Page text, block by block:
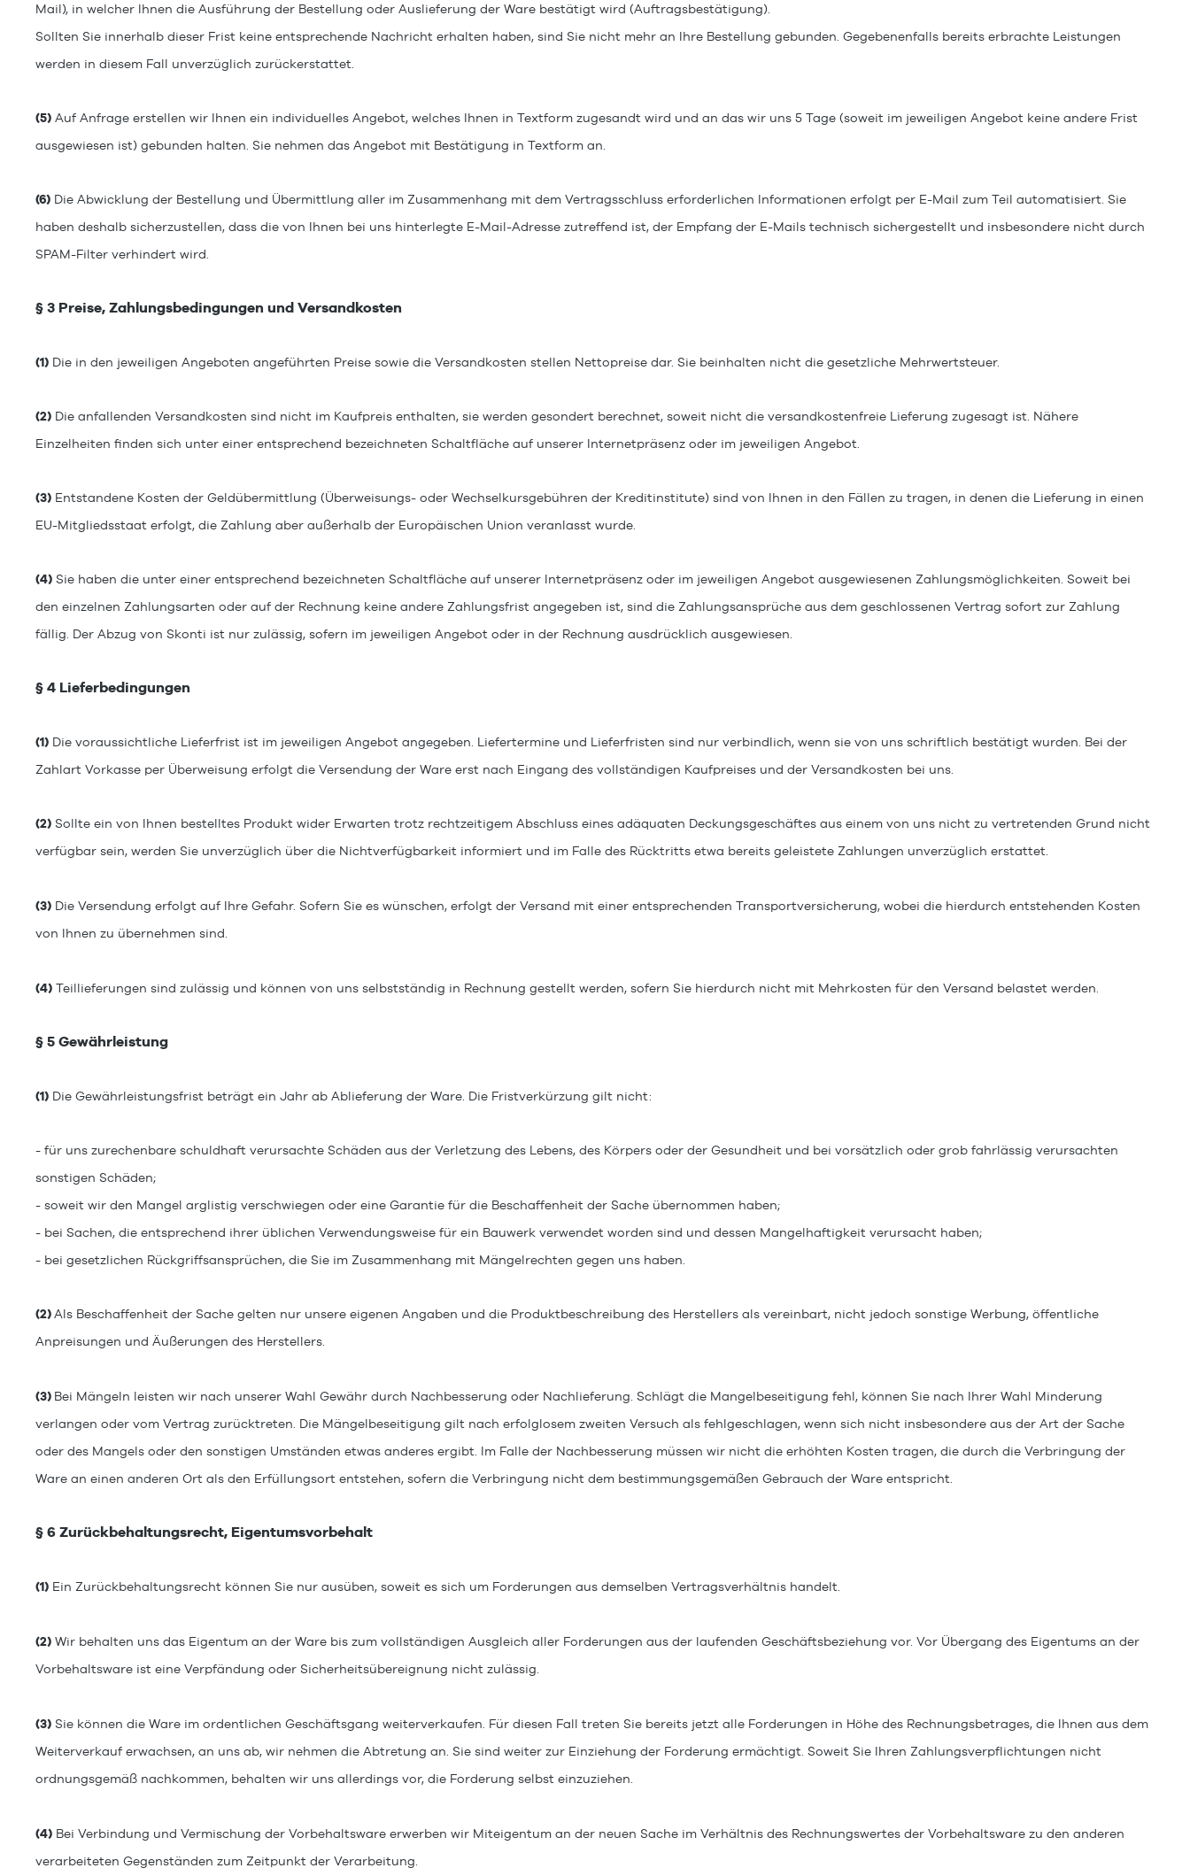
Mail), in welcher Ihnen die Ausführung der Bestellung oder Auslieferung der Ware bestätigt wird (Auftragsbestätigung).
Sollten Sie innerhalb dieser Frist keine entsprechende Nachricht erhalten haben, sind Sie nicht mehr an Ihre Bestellung gebunden. Gegebenenfalls bereits erbrachte Leistungen
werden in diesem Fall unverzüglich zurückerstattet.
(5) Auf Anfrage erstellen wir Ihnen ein individuelles Angebot, welches Ihnen in Textform zugesandt wird und an das wir uns 5 Tage (soweit im jeweiligen Angebot keine andere Frist
ausgewiesen ist) gebunden halten. Sie nehmen das Angebot mit Bestätigung in Textform an.
(6) Die Abwicklung der Bestellung und Übermittlung aller im Zusammenhang mit dem Vertragsschluss erforderlichen Informationen erfolgt per E-Mail zum Teil automatisiert. Sie
haben deshalb sicherzustellen, dass die von Ihnen bei uns hinterlegte E-Mail-Adresse zutreffend ist, der Empfang der E-Mails technisch sichergestellt und insbesondere nicht durch
SPAM-Filter verhindert wird.
§ 3 Preise, Zahlungsbedingungen und Versandkosten
(1) Die in den jeweiligen Angeboten angeführten Preise sowie die Versandkosten stellen Nettopreise dar. Sie beinhalten nicht die gesetzliche Mehrwertsteuer.
(2) Die anfallenden Versandkosten sind nicht im Kaufpreis enthalten, sie werden gesondert berechnet, soweit nicht die versandkostenfreie Lieferung zugesagt ist. Nähere
Einzelheiten finden sich unter einer entsprechend bezeichneten Schaltfläche auf unserer Internetpräsenz oder im jeweiligen Angebot.
(3) Entstandene Kosten der Geldübermittlung (Überweisungs- oder Wechselkursgebühren der Kreditinstitute) sind von Ihnen in den Fällen zu tragen, in denen die Lieferung in einen
EU-Mitgliedsstaat erfolgt, die Zahlung aber außerhalb der Europäischen Union veranlasst wurde.
(4) Sie haben die unter einer entsprechend bezeichneten Schaltfläche auf unserer Internetpräsenz oder im jeweiligen Angebot ausgewiesenen Zahlungsmöglichkeiten. Soweit bei
den einzelnen Zahlungsarten oder auf der Rechnung keine andere Zahlungsfrist angegeben ist, sind die Zahlungsansprüche aus dem geschlossenen Vertrag sofort zur Zahlung
fällig. Der Abzug von Skonti ist nur zulässig, sofern im jeweiligen Angebot oder in der Rechnung ausdrücklich ausgewiesen.
§ 4 Lieferbedingungen
(1) Die voraussichtliche Lieferfrist ist im jeweiligen Angebot angegeben. Liefertermine und Lieferfristen sind nur verbindlich, wenn sie von uns schriftlich bestätigt wurden. Bei der
Zahlart Vorkasse per Überweisung erfolgt die Versendung der Ware erst nach Eingang des vollständigen Kaufpreises und der Versandkosten bei uns.
(2) Sollte ein von Ihnen bestelltes Produkt wider Erwarten trotz rechtzeitigem Abschluss eines adäquaten Deckungsgeschäftes aus einem von uns nicht zu vertretenden Grund nicht
verfügbar sein, werden Sie unverzüglich über die Nichtverfügbarkeit informiert und im Falle des Rücktritts etwa bereits geleistete Zahlungen unverzüglich erstattet.
(3) Die Versendung erfolgt auf Ihre Gefahr. Sofern Sie es wünschen, erfolgt der Versand mit einer entsprechenden Transportversicherung, wobei die hierdurch entstehenden Kosten
von Ihnen zu übernehmen sind.
(4) Teillieferungen sind zulässig und können von uns selbstständig in Rechnung gestellt werden, sofern Sie hierdurch nicht mit Mehrkosten für den Versand belastet werden.
§ 5 Gewährleistung
(1) Die Gewährleistungsfrist beträgt ein Jahr ab Ablieferung der Ware. Die Fristverkürzung gilt nicht:
- für uns zurechenbare schuldhaft verursachte Schäden aus der Verletzung des Lebens, des Körpers oder der Gesundheit und bei vorsätzlich oder grob fahrlässig verursachten
sonstigen Schäden;
- soweit wir den Mangel arglistig verschwiegen oder eine Garantie für die Beschaffenheit der Sache übernommen haben;
- bei Sachen, die entsprechend ihrer üblichen Verwendungsweise für ein Bauwerk verwendet worden sind und dessen Mangelhaftigkeit verursacht haben;
- bei gesetzlichen Rückgriffsansprüchen, die Sie im Zusammenhang mit Mängelrechten gegen uns haben.
(2)Als Beschaffenheit der Sache gelten nur unsere eigenen Angaben und die Produktbeschreibung des Herstellers als vereinbart, nicht jedoch sonstige Werbung, öffentliche
Anpreisungen und Äußerungen des Herstellers.
(3) Bei Mängeln leisten wir nach unserer Wahl Gewähr durch Nachbesserung oder Nachlieferung. Schlägt die Mangelbeseitigung fehl, können Sie nach Ihrer Wahl Minderung
verlangen oder vom Vertrag zurücktreten. Die Mängelbeseitigung gilt nach erfolglosem zweiten Versuch als fehlgeschlagen, wenn sich nicht insbesondere aus der Art der Sache
oder des Mangels oder den sonstigen Umständen etwas anderes ergibt. Im Falle der Nachbesserung müssen wir nicht die erhöhten Kosten tragen, die durch die Verbringung der
Ware an einen anderen Ort als den Erfüllungsort entstehen, sofern die Verbringung nicht dem bestimmungsgemäßen Gebrauch der Ware entspricht.
§ 6 Zurückbehaltungsrecht, Eigentumsvorbehalt
(1) Ein Zurückbehaltungsrecht können Sie nur ausüben, soweit es sich um Forderungen aus demselben Vertragsverhältnis handelt.
(2) Wir behalten uns das Eigentum an der Ware bis zum vollständigen Ausgleich aller Forderungen aus der laufenden Geschäftsbeziehung vor. Vor Übergang des Eigentums an der
Vorbehaltsware ist eine Verpfändung oder Sicherheitsübereignung nicht zulässig.
(3) Sie können die Ware im ordentlichen Geschäftsgang weiterverkaufen. Für diesen Fall treten Sie bereits jetzt alle Forderungen in Höhe des Rechnungsbetrages, die Ihnen aus dem
Weiterverkauf erwachsen, an uns ab, wir nehmen die Abtretung an. Sie sind weiter zur Einziehung der Forderung ermächtigt. Soweit Sie Ihren Zahlungsverpflichtungen nicht
ordnungsgemäß nachkommen, behalten wir uns allerdings vor, die Forderung selbst einzuziehen.
(4) Bei Verbindung und Vermischung der Vorbehaltsware erwerben wir Miteigentum an der neuen Sache im Verhältnis des Rechnungswertes der Vorbehaltsware zu den anderen
verarbeiteten Gegenständen zum Zeitpunkt der Verarbeitung.